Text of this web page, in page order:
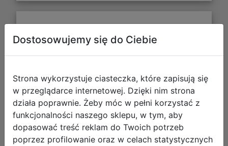
CoolPack Zestaw Szkolny Gradient
Cranberry 3el. Plecak F029756 +
Dostosowujemy się do Ciebie
Strona wykorzystuje ciasteczka, które zapisują się
w przeglądarce internetowej. Dzięki nim strona
działa poprawnie. Żeby móc w pełni korzystać z
funkcjonalności naszego sklepu, w tym, aby
dopasować treść reklam do Twoich potrzeb
poprzez profilowanie oraz w celach statystycznych